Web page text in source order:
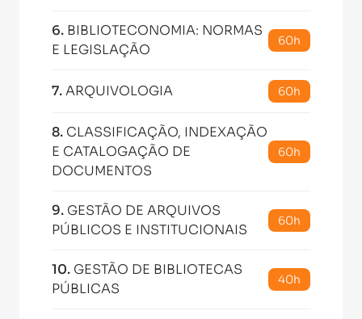
6. BIBLIOTECONOMIA: NORMAS
E LEGISLAÇÃO
60h
7.ARQUIVOLOGIA 60h
8. CLASSIFICAÇÃO, INDEXAÇÃO
E CATALOGAÇÃO DE
DOCUMENTOS
60h
9. GESTÃO DE ARQUIVOS
PÚBLICOS E INSTITUCIONAIS
60h
10. GESTÃO DE BIBLIOTECAS
PÚBLICAS
40h